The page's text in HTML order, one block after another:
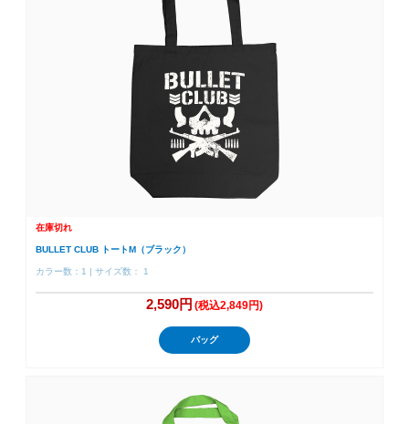
在庫切れ
BULLET CLUB トートM（ブラック）
カラー数：1 | サイズ数： 1
2,590円 (税込2,849円)
バッグ